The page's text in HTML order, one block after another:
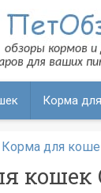
Корма
Корма для
кошек